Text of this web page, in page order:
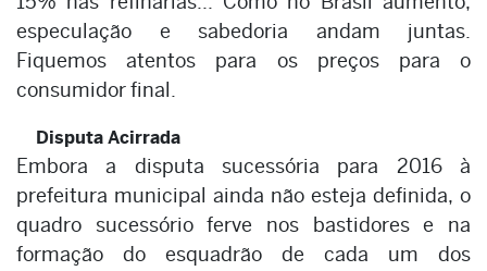
especulação e sabedoria andam juntas.
Fiquemos atentos para os preços para o
consumidor final.
Disputa Acirrada
Embora a disputa sucessória para 2016 à
prefeitura municipal ainda não esteja definida, o
quadro sucessório ferve nos bastidores e na
formação do esquadrão de cada um dos